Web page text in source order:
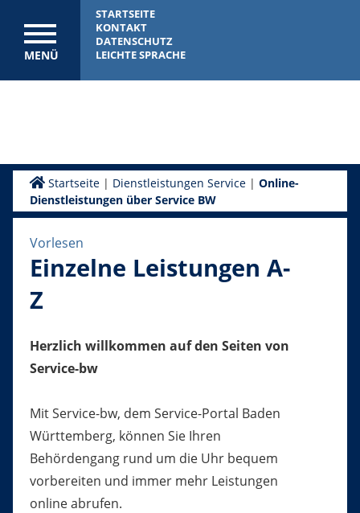
MENÜ
STARTSEITE
KONTAKT
DATENSCHUTZ
LEICHTE SPRACHE
Startseite| Dienstleistungen Service| Online-
Dienstleistungen über Service BW
Vorlesen
Einzelne Leistungen A-
Z
Herzlich willkommen auf den Seiten von
Service-bw
Mit Service-bw, dem Service-Portal Baden
Württemberg, können Sie Ihren
Behördengang rund um die Uhr bequem
vorbereiten und immer mehr Leistungen
online abrufen.